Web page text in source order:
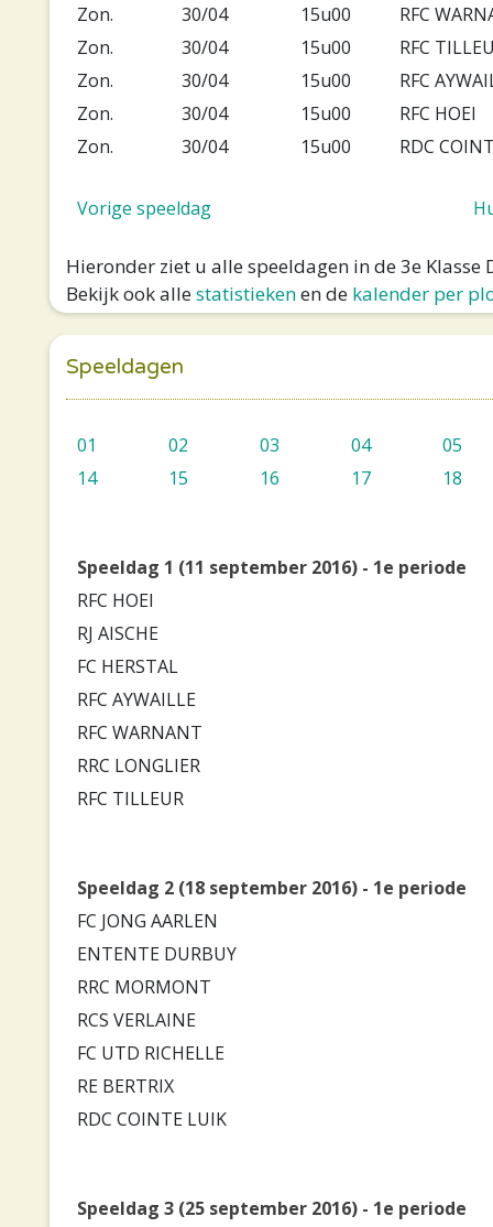
Zon.
30/04 15u00
RFC
Zon.
30/04 15u00
RFC
Zon.
30/04 15u00
RFC
Zon.
30/04 15u00
RFC HOEI
Zon.
30/04 15u00 RDC
Vorige speeldag
Hieronder ziet u alle speeldagen in de 3e
Bekijk ook allestatistiekenen de kalender per
Speeldagen
01 02 03 04
05
14
15 16 17 18
Speeldag 1 (11 september 2016) - 1e periode
RFC HOEI
RJ AISCHE
FC HERSTAL
RFC AYWAILLE
RFC WARNANT
RRC LONGLIER
RFC TILLEUR
Speeldag 2 (18 september 2016) - 1e periode
FC JONG AARLEN
ENTENTE DURBUY
RRC MORMONT
RCS VERLAINE
FC UTD RICHELLE
RE BERTRIX
RDC COINTE LUIK
Speeldag 3 (25 september 2016) - 1e periode